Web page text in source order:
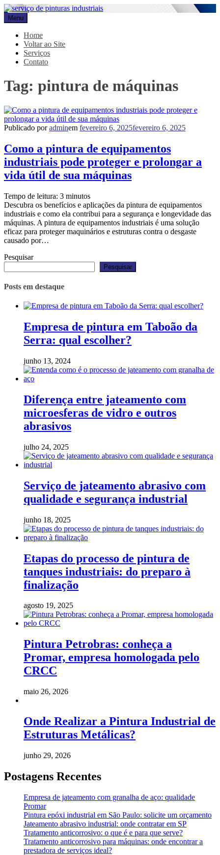
Pular
para
o
conteúdo
Promar
Blog
Menu
Home
Voltar ao Site
Serviços
Contato
Tag: pintura de máquinas
Publicado poradminem fevereiro 6, 2025fevereiro 6, 2025
Como a pintura de equipamentos
industriais pode proteger e prolongar a
vida útil de sua máquinas
Tempo de leitura: 3 minutos
Descubra os benefícios e aplicações da pintura de equipamentos
industriais e como ela contribui para a segurança e longevidade das
máquinas. A pintura de equipamentos industriais é uma solução
eficaz para proteger maquinários e estruturas contra o desgaste
causado por…
Pesquisar
Pesquisar
Posts em destaque
Empresa de pintura em Taboão da
Serra: qual escolher?
junho 13, 2024
Diferença entre jateamento com
microesferas de vidro e outros
abrasivos
julho 24, 2025
Serviço de jateamento abrasivo com
qualidade e segurança industrial
junho 18, 2025
Etapas do processo de pintura de
tanques industriais: do preparo à
finalização
agosto 19, 2025
Pintura Petrobras: conheça a
Promar, empresa homologada pelo
CRCC
maio 26, 2026
Onde Realizar a Pintura Industrial de
Estruturas Metálicas?
junho 29, 2026
Postagens Recentes
Empresa de jateamento com granalha de aço: qualidade
Promar
Pintura epóxi industrial em São Paulo: solicite um orçamento
Jateamento abrasivo industrial: onde contratar em SP
Tratamento anticorrosivo: o que é e para que serve?
Tratamento anticorrosivo para máquinas: onde encontrar a
prestadora de serviços ideal?